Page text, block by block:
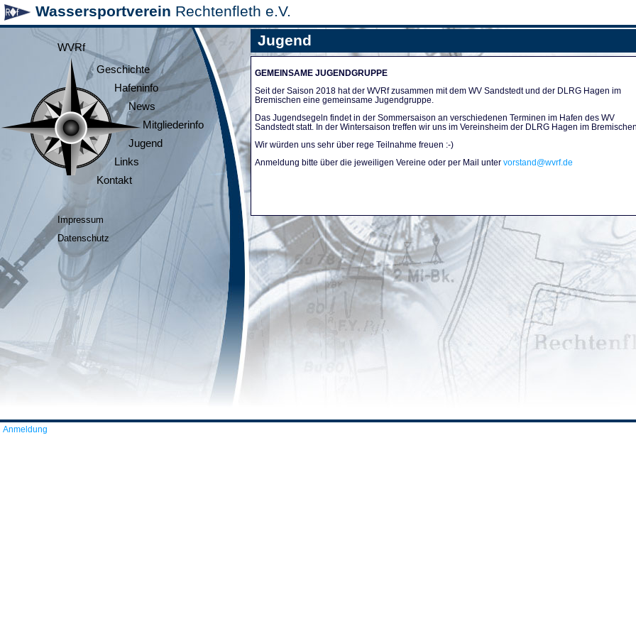
Wassersportverein Rechtenfleth e.V.
WVRf
Geschichte
Hafeninfo
News
Mitgliederinfo
Jugend
Links
Kontakt
Impressum
Datenschutz
Jugend
GEMEINSAME JUGENDGRUPPE
Seit der Saison 2018 hat der WVRf zusammen mit dem WV Sandstedt und der DLRG Hagen im
Bremischen eine gemeinsame Jugendgruppe.
Das Jugendsegeln findet in der Sommersaison an verschiedenen Terminen im Hafen des WV
Sandstedt statt. In der Wintersaison treffen wir uns im Vereinsheim der DLRG Hagen im
Wir würden uns sehr über rege Teilnahme freuen :-)
Anmeldung bitte über die jeweiligen Vereine oder per Mail unter vorstand@wvrf.de
Anmeldung